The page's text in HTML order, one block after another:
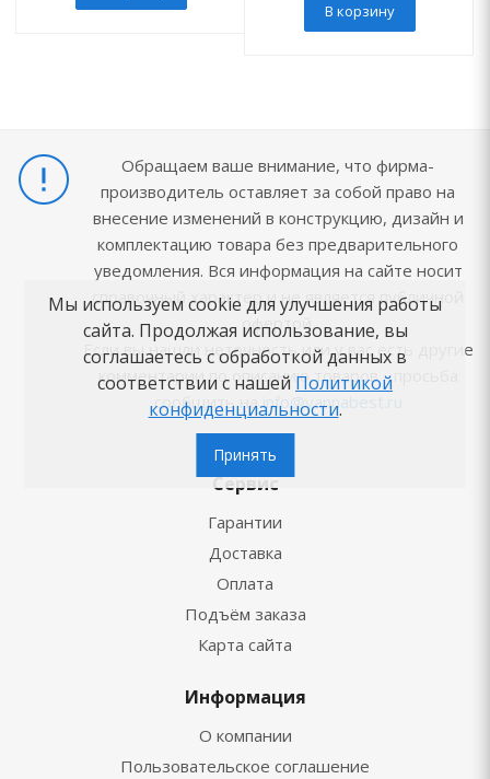
В корзину
Обращаем ваше внимание, что фирма-
производитель оставляет за собой право на
внесение изменений в конструкцию, дизайн и
комплектацию товара без предварительного
уведомления. Вся информация на сайте носит
справочный характер и не является публичной
офертой.
Если вы нашли неточность или у вас есть другие
комментарии по описанию товаров - просьба
сообщить наinfo@vannabest.ru
Сервис
Гарантии
Доставка
Оплата
Подъём заказа
Карта сайта
Информация
О компании
Пользовательское соглашение
Мы используем cookie для улучшения работы
сайта. Продолжая использование, вы
соглашаетесь с обработкой данных в
соответствии с нашей Политикой
конфиденциальности.
Принять